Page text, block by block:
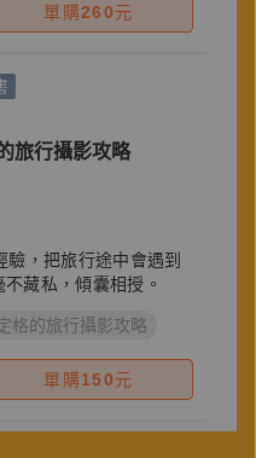
單購260元
旅行攝影攻略
，把旅行途中會遇到
藏私，傾囊相授。
格的旅行攝影攻略
單購150元